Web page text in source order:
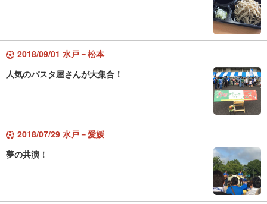
2018/09/01 水戸－松本
人気のパスタ屋さんが大集合！
2018/07/29 水戸－愛媛
夢の共演！